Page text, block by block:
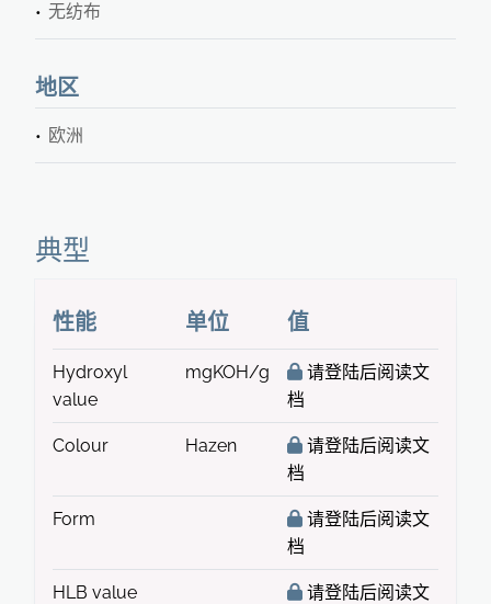
无纺布
地区
欧洲
典型
性能 单位 值
Hydroxyl
value
mgKOH/g
请登陆后阅读文
档
Colour Hazen
请登陆后阅读文
档
Form
请登陆后阅读文
档
HLB value
请登陆后阅读文